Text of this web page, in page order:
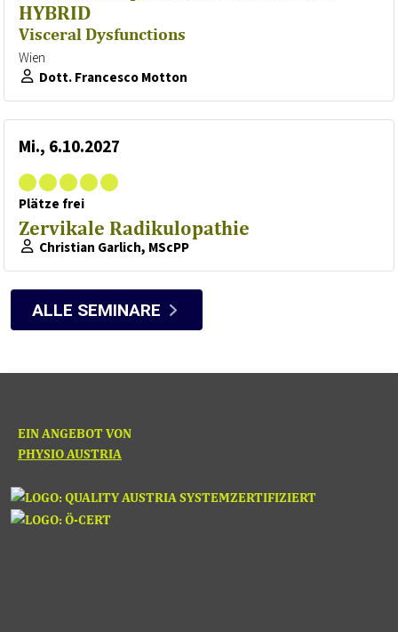
HYBRID
Visceral Dysfunctions
Wien
Dott. Francesco Motton
Mi., 6.10.2027
Plätze frei
Zervikale Radikulopathie
Christian Garlich, MScPP
ALLE SEMINARE
EIN ANGEBOT VON
PHYSIO AUSTRIA